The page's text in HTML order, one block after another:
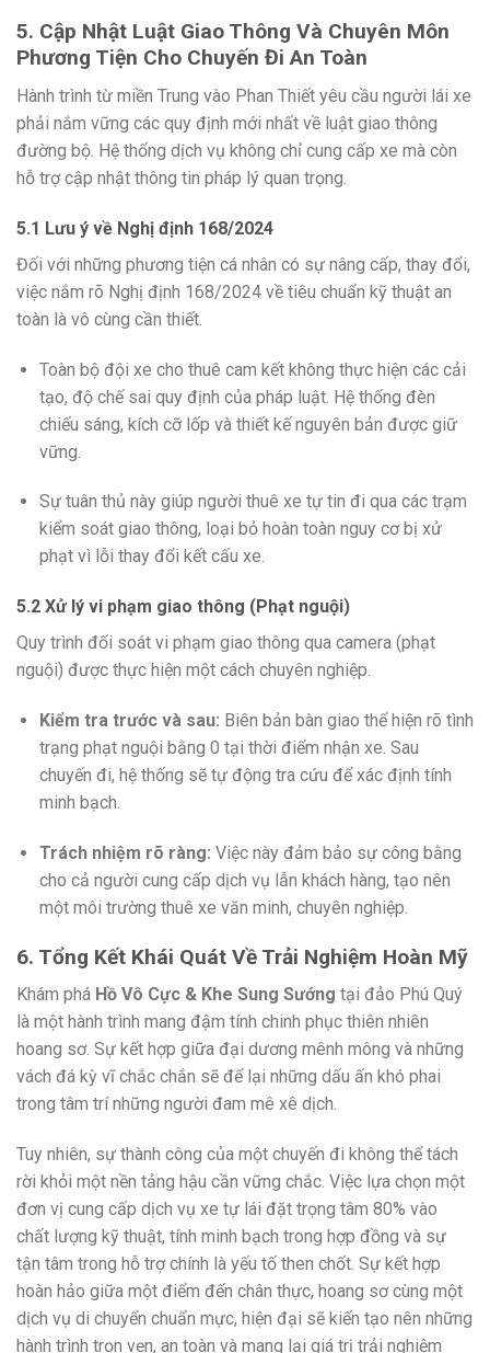
5. Cập Nhật Luật Giao Thông Và Chuyên Môn
Phương Tiện Cho Chuyến Đi An Toàn
Hành trình từ miền Trung vào Phan Thiết yêu cầu người lái xe
phải nắm vững các quy định mới nhất về luật giao thông
đường bộ. Hệ thống dịch vụ không chỉ cung cấp xe mà còn
hỗ trợ cập nhật thông tin pháp lý quan trọng.
5.1 Lưu ý về Nghị định 168/2024
Đối với những phương tiện cá nhân có sự nâng cấp, thay đổi,
việc nắm rõ Nghị định 168/2024 về tiêu chuẩn kỹ thuật an
toàn là vô cùng cần thiết.
Toàn bộ đội xe cho thuê cam kết không thực hiện các cải
tạo, độ chế sai quy định của pháp luật. Hệ thống đèn
chiếu sáng, kích cỡ lốp và thiết kế nguyên bản được giữ
vững.
Sự tuân thủ này giúp người thuê xe tự tin đi qua các trạm
kiểm soát giao thông, loại bỏ hoàn toàn nguy cơ bị xử
phạt vì lỗi thay đổi kết cấu xe.
5.2 Xử lý vi phạm giao thông (Phạt nguội)
Quy trình đối soát vi phạm giao thông qua camera (phạt
nguội) được thực hiện một cách chuyên nghiệp.
Kiểm tra trước và sau: Biên bản bàn giao thể hiện rõ tình
trạng phạt nguội bằng 0 tại thời điểm nhận xe. Sau
chuyến đi, hệ thống sẽ tự động tra cứu để xác định tính
minh bạch.
Trách nhiệm rõ ràng: Việc này đảm bảo sự công bằng
cho cả người cung cấp dịch vụ lẫn khách hàng, tạo nên
một môi trường thuê xe văn minh, chuyên nghiệp.
6. Tổng Kết Khái Quát Về Trải Nghiệm Hoàn Mỹ
Khám phá Hồ Vô Cực & Khe Sung Sướng tại đảo Phú Quý
là một hành trình mang đậm tính chinh phục thiên nhiên
hoang sơ. Sự kết hợp giữa đại dương mênh mông và những
vách đá kỳ vĩ chắc chắn sẽ để lại những dấu ấn khó phai
trong tâm trí những người đam mê xê dịch.
Tuy nhiên, sự thành công của một chuyến đi không thể tách
rời khỏi một nền tảng hậu cần vững chắc. Việc lựa chọn một
đơn vị cung cấp dịch vụ xe tự lái đặt trọng tâm 80% vào
chất lượng kỹ thuật, tính minh bạch trong hợp đồng và sự
tận tâm trong hỗ trợ chính là yếu tố then chốt. Sự kết hợp
hoàn hảo giữa một điểm đến chân thực, hoang sơ cùng một
dịch vụ di chuyển chuẩn mực, hiện đại sẽ kiến tạo nên những
hành trình trọn vẹn, an toàn và mang lại giá trị trải nghiệm